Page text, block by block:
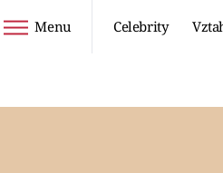
Menu Celebrity